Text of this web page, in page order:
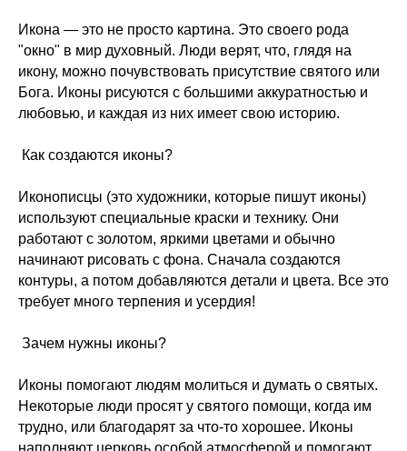
Икона — это не просто картина. Это своего рода
"окно" в мир духовный. Люди верят, что, глядя на
икону, можно почувствовать присутствие святого или
Бога. Иконы рисуются с большими аккуратностью и
любовью, и каждая из них имеет свою историю.
Как создаются иконы?
Иконописцы (это художники, которые пишут иконы)
используют специальные краски и технику. Они
работают с золотом, яркими цветами и обычно
начинают рисовать с фона. Сначала создаются
контуры, а потом добавляются детали и цвета. Все это
требует много терпения и усердия!
Зачем нужны иконы?
Иконы помогают людям молиться и думать о святых.
Некоторые люди просят у святого помощи, когда им
трудно, или благодарят за что-то хорошее. Иконы
наполняют церковь особой атмосферой и помогают